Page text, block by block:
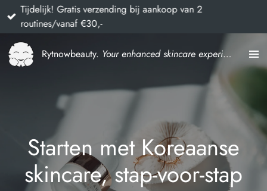
Ga
direct
naar
de
hoofdinhoud
Rytnowbeauty. Your enhanced skincare experience
Tijdelijk! Gratis verzending bij aankoop van 2
routines/vanaf €30,-
Starten met Koreaanse
skincare, stap-voor-stap